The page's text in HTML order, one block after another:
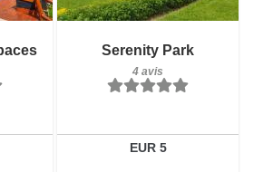
Serenity Park
4 avis
EUR 5
Petit-déjeuner inclus
4 avis
Réserver